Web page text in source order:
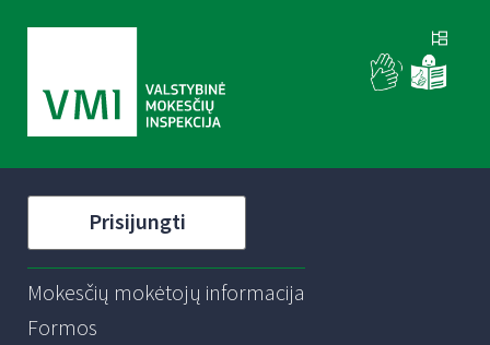
Prisijungti
Mokesčių mokėtojų informacija
Formos